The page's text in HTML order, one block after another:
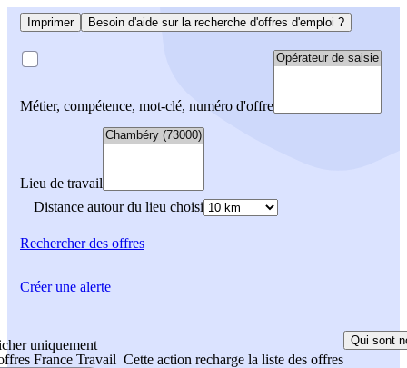
Imprimer Besoin d'aide sur la recherche d'offres d'emploi ?
Métier, compétence, mot-clé, numéro d'offre
Lieu de travail
Distance autour du lieu choisi
Rechercherdes offres
uniquement
France Travail Cette action recharge la liste des offres
Qui sont
Créer une alerte